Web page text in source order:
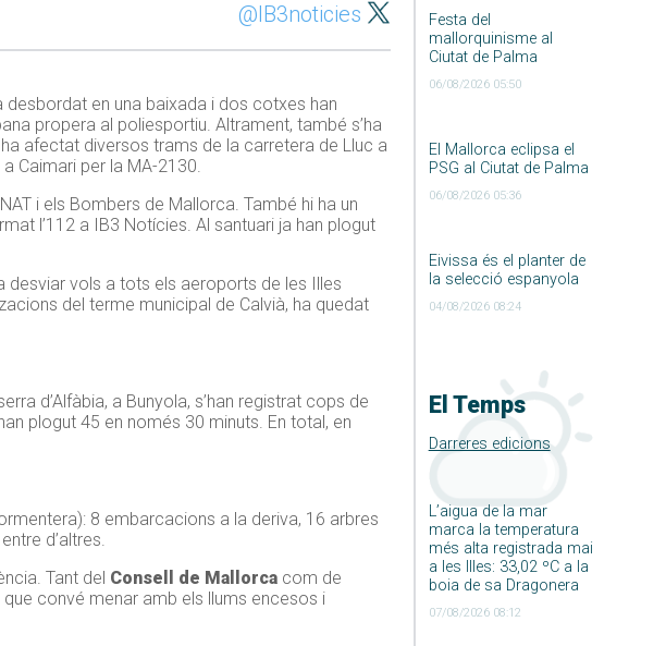
Festa del
mallorquinisme al
Ciutat de Palma
06/08/2026 05:50
El Mallorca eclipsa el
PSG al Ciutat de Palma
06/08/2026 05:36
Eivissa és el planter de
la selecció espanyola
04/08/2026 08:24
El Temps
Darreres edicions
L’aigua de la mar
marca la temperatura
més alta registrada mai
a les Illes: 33,02 ºC a la
boia de sa Dragonera
07/08/2026 08:12
@IB3noticies
desbordat en una baixada i dos cotxes han
propera al poliesportiu. Altrament, també s’ha
afectat diversos trams de la carretera de Lluc a
a Caimari per la MA-2130.
i els Bombers de Mallorca. També hi ha un
l’112 a IB3 Notícies. Al santuari ja han plogut
vols a tots els aeroports de les Illes
del terme municipal de Calvià, ha quedat
d’Alfàbia, a Bunyola, s’han registrat cops de
plogut 45 en només 30 minuts. En total, en
8 embarcacions a la deriva, 16 arbres
d’altres.
Tant del Consell de Mallorca com de
convé menar amb els llums encesos i